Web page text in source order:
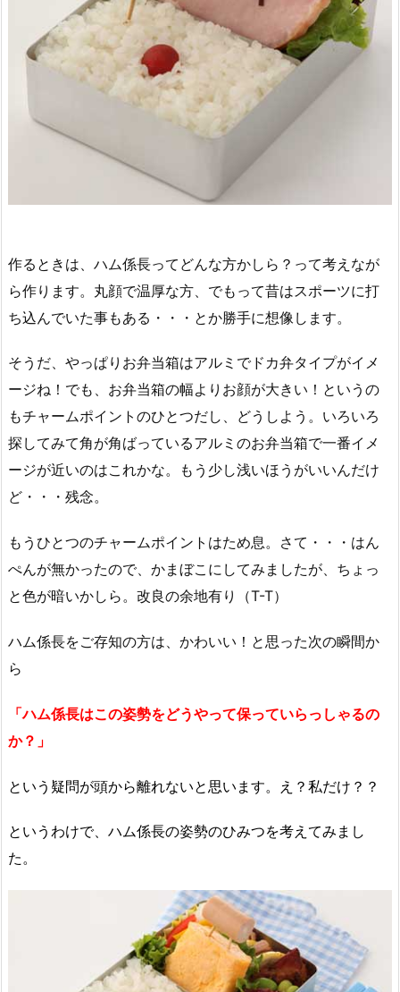
作るときは、ハム係長ってどんな方かしら？って考えなが
ら作ります。丸顔で温厚な方、でもって昔はスポーツに打
ち込んでいた事もある・・・とか勝手に想像します。
そうだ、やっぱりお弁当箱はアルミでドカ弁タイプがイメ
ージね！でも、お弁当箱の幅よりお顔が大きい！というの
もチャームポイントのひとつだし、どうしよう。いろいろ
探してみて角が角ばっているアルミのお弁当箱で一番イメ
ージが近いのはこれかな。もう少し浅いほうがいいんだけ
ど・・・残念。
もうひとつのチャームポイントはため息。さて・・・はん
ぺんが無かったので、かまぼこにしてみましたが、ちょっ
と色が暗いかしら。改良の余地有り（T-T）
ハム係長をご存知の方は、かわいい！と思った次の瞬間か
ら
「ハム係長はこの姿勢をどうやって保っていらっしゃるの
か？」
という疑問が頭から離れないと思います。え？私だけ？？
というわけで、ハム係長の姿勢のひみつを考えてみまし
た。